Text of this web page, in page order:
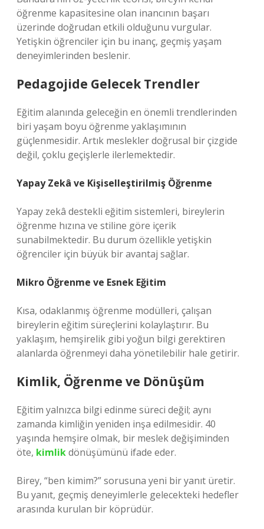
öğrenme kapasitesine olan inancının başarı
üzerinde doğrudan etkili olduğunu vurgular.
Yetişkin öğrenciler için bu inanç, geçmiş yaşam
deneyimlerinden beslenir.
Pedagojide Gelecek Trendler
Eğitim alanında geleceğin en önemli trendlerinden
biri yaşam boyu öğrenme yaklaşımının
güçlenmesidir. Artık meslekler doğrusal bir çizgide
değil, çoklu geçişlerle ilerlemektedir.
Yapay Zekâ ve Kişiselleştirilmiş Öğrenme
Yapay zekâ destekli eğitim sistemleri, bireylerin
öğrenme hızına ve stiline göre içerik
sunabilmektedir. Bu durum özellikle yetişkin
öğrenciler için büyük bir avantaj sağlar.
Mikro Öğrenme ve Esnek Eğitim
Kısa, odaklanmış öğrenme modülleri, çalışan
bireylerin eğitim süreçlerini kolaylaştırır. Bu
yaklaşım, hemşirelik gibi yoğun bilgi gerektiren
alanlarda öğrenmeyi daha yönetilebilir hale getirir.
Kimlik, Öğrenme ve Dönüşüm
Eğitim yalnızca bilgi edinme süreci değil; aynı
zamanda kimliğin yeniden inşa edilmesidir. 40
yaşında hemşire olmak, bir meslek değişiminden
öte, kimlikdönüşümünü ifade eder.
Birey, “ben kimim?” sorusuna yeni bir yanıt üretir.
Bu yanıt, geçmiş deneyimlerle gelecekteki hedefler
arasında kurulan bir köprüdür.